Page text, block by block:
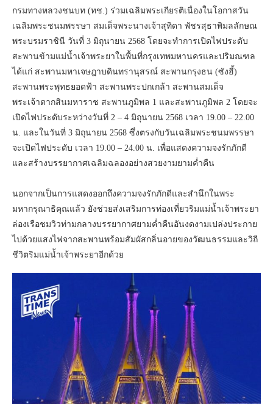
กรมทางหลวงชนบท (ทช.) ร่วมเฉลิมพระเกียรติเนื่องในโอกาสวัน
เฉลิมพระชนมพรรษา สมเด็จพระนางเจ้าสุทิดา พัชรสุธาพิมลลักษณ
พระบรมราชินี วันที่ 3 มิถุนายน 2568 โดยจะทำการเปิดไฟประดับ
สะพานข้ามแม่น้ำเจ้าพระยาในพื้นที่กรุงเทพมหานครและปริมณฑล
ได้แก่ สะพานมหาเจษฎาบดินทรานุสรณ์ สะพานกรุงธน (ซังฮี้)
สะพานพระพุทธยอดฟ้า สะพานพระปกเกล้า สะพานสมเด็จ
พระเจ้าตากสินมหาราช สะพานภูมิพล 1 และสะพานภูมิพล 2 โดยจะ
เปิดไฟประดับระหว่างวันที่ 2 – 4 มิถุนายน 2568 เวลา 19.00 – 22.00
น. และในวันที่ 3 มิถุนายน 2568 ซึ่งตรงกับวันเฉลิมพระชนมพรรษา
จะเปิดไฟประดับ เวลา 19.00 – 24.00 น. เพื่อแสดงความจงรักภักดี
และสร้างบรรยากาศเฉลิมฉลองอย่างสวยงามยามค่ำคืน
นอกจากเป็นการแสดงออกถึงความจงรักภักดีและสำนึกในพระ
มหากรุณาธิคุณแล้ว ยังช่วยส่งเสริมการท่องเที่ยวริมแม่น้ำเจ้าพระยา
ล่องเรือชมวิวท่ามกลางบรรยากาศยามค่ำคืนอันงดงามเปล่งประกาย
ไปด้วยแสงไฟจากสะพานพร้อมสัมผัสกลิ่นอายของวัฒนธรรมและวิถี
ชีวิตริมแม่น้ำเจ้าพระยาอีกด้วย